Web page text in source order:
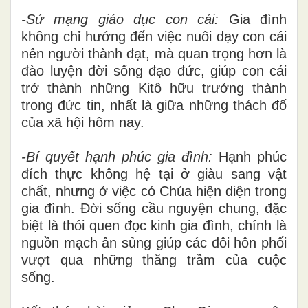
-Sứ mạng giáo dục con cái: Gia đình
không chỉ hướng đến việc nuôi dạy con cái
nên người thành đạt, mà quan trọng hơn là
đào luyện đời sống đạo đức, giúp con cái
trở thành những Kitô hữu trưởng thành
trong đức tin, nhất là giữa những thách đố
của xã hội hôm nay.
-Bí quyết hạnh phúc gia đình: Hạnh phúc
đích thực không hệ tại ở giàu sang vật
chất, nhưng ở việc có Chúa hiện diện trong
gia đình. Đời sống cầu nguyện chung, đặc
biệt là thói quen đọc kinh gia đình, chính là
nguồn mạch ân sủng giúp các đôi hôn phối
vượt qua những thăng trầm của cuộc
sống.